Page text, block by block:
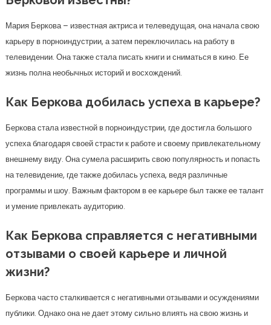
Мария Беркова – известная актриса и телеведущая, она начала свою
карьеру в порноиндустрии, а затем переключилась на работу в
телевидении. Она также стала писать книги и сниматься в кино. Ее
жизнь полна необычных историй и восхождений.
Как Беркова добилась успеха в карьере?
Беркова стала известной в порноиндустрии, где достигла большого
успеха благодаря своей страсти к работе и своему привлекательному
внешнему виду. Она сумела расширить свою популярность и попасть
на телевидение, где также добилась успеха, ведя различные
программы и шоу. Важным фактором в ее карьере был также ее талант
и умение привлекать аудиторию.
Как Беркова справляется с негативными
отзывами о своей карьере и личной
жизни?
Беркова часто сталкивается с негативными отзывами и осуждениями
публики. Однако она не дает этому сильно влиять на свою жизнь и